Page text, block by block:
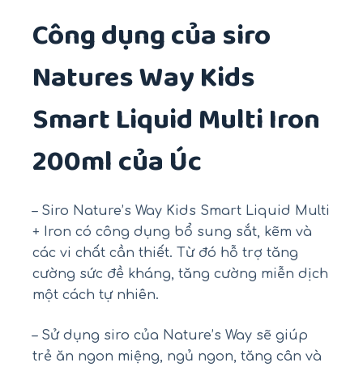
Công dụng của siro
Natures Way Kids
Smart Liquid Multi Iron
200ml của Úc
– Siro Nature’s Way Kids Smart Liquid Multi
+ Iron có công dụng bổ sung sắt, kẽm và
các vi chất cần thiết. Từ đó hỗ trợ tăng
cường sức đề kháng, tăng cường miễn dịch
một cách tự nhiên.
– Sử dụng siro của Nature’s Way sẽ giúp
trẻ ăn ngon miệng, ngủ ngon, tăng cân và